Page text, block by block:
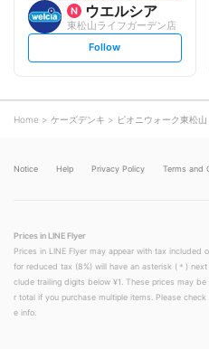
ウエルシア
東松山ライフガーデン店
s
t
o
w
Follow
Home ケーズデンキ ピオニウォーク東松山
Notice Help Privacy Policy Terms and
Prices in LINE Flyer
Prices in LINE Flyer may appear with tax
for reduced tax (8%) will have an asterisk (＊)
clude trailing digits below ¥1. These prices may
r total if you purchase multiple items. Please
e info.